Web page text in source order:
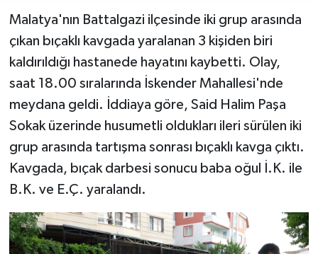
Malatya'nın Battalgazi ilçesinde iki grup arasında
çıkan bıçaklı kavgada yaralanan 3 kişiden biri
kaldırıldığı hastanede hayatını kaybetti. Olay,
saat 18.00 sıralarında İskender Mahallesi'nde
meydana geldi. İddiaya göre, Said Halim Paşa
Sokak üzerinde husumetli oldukları ileri sürülen iki
grup arasında tartışma sonrası bıçaklı kavga çıktı.
Kavgada, bıçak darbesi sonucu baba oğul İ.K. ile
B.K. ve E.Ç. yaralandı.